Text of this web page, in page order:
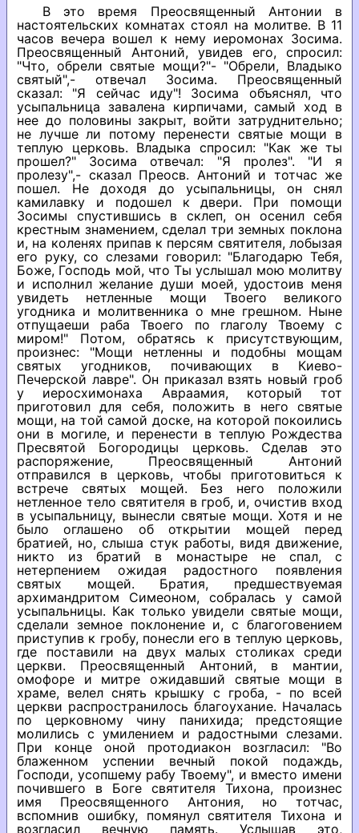
В это время Преосвященный Антонии в
настоятельских комнатах стоял на молитве. В 11
часов вечера вошел к нему иеромонах Зосима.
Преосвященный Антоний, увидев его, спросил:
"Что, обрели святые мощи?"- "Обрели, Владыко
святый",- отвечал Зосима. Преосвященный
сказал: "Я сейчас иду"! Зосима объяснял, что
усыпальница завалена кирпичами, самый ход в
нее до половины закрыт, войти затруднительно;
не лучше ли потому перенести святые мощи в
теплую церковь. Владыка спросил: "Как же ты
прошел?" Зосима отвечал: "Я пролез". "И я
пролезу",- сказал Преосв. Антоний и тотчас же
пошел. Не доходя до усыпальницы, он снял
камилавку и подошел к двери. При помощи
Зосимы спустившись в склеп, он осенил себя
крестным знамением, сделал три земных поклона
и, на коленях припав к персям святителя, лобызая
его руку, со слезами говорил: "Благодарю Тебя,
Боже, Господь мой, что Ты услышал мою молитву
и исполнил желание души моей, удостоив меня
увидеть нетленные мощи Твоего великого
угодника и молитвенника о мне грешном. Ныне
отпущаеши раба Твоего по глаголу Твоему с
миром!" Потом, обратясь к присутствующим,
произнес: "Мощи нетленны и подобны мощам
святых угодников, почивающих в Киево-
Печерской лавре". Он приказал взять новый гроб
у иеросхимонаха Авраамия, который тот
приготовил для себя, положить в него святые
мощи, на той самой доске, на которой покоились
они в могиле, и перенести в теплую Рождества
Пресвятой Богородицы церковь. Сделав это
распоряжение, Преосвященный Антоний
отправился в церковь, чтобы приготовиться к
встрече святых мощей. Без него положили
нетленное тело святителя в гроб, и, очистив вход
в усыпальницу, вынесли святые мощи. Хотя и не
было оглашено об открытии мощей перед
братией, но, слыша стук работы, видя движение,
никто из братий в монастыре не спал, с
нетерпением ожидая радостного появления
святых мощей. Братия, предшествуемая
архимандритом Симеоном, собралась у самой
усыпальницы. Как только увидели святые мощи,
сделали земное поклонение и, с благоговением
приступив к гробу, понесли его в теплую церковь,
где поставили на двух малых столиках среди
церкви. Преосвященный Антоний, в мантии,
омофоре и митре ожидавший святые мощи в
храме, велел снять крышку с гроба, - по всей
церкви распространилось благоухание. Началась
по церковному чину панихида; предстоящие
молились с умилением и радостными слезами.
При конце оной протодиакон возгласил: "Во
блаженном успении вечный покой подаждь,
Господи, усопшему рабу Твоему", и вместо имени
почившего в Боге святителя Тихона, произнес
имя Преосвященного Антония, но тотчас,
вспомнив ошибку, помянул святителя Тихона и
возгласил вечную память. Услышав это,